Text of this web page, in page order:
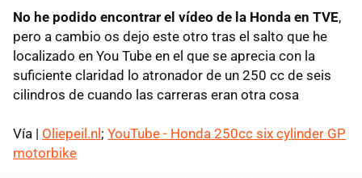
No he podido encontrar el vídeo de la Honda en TVE,
pero a cambio os dejo este otro tras el salto que he
localizado en You Tube en el que se aprecia con la
suficiente claridad lo atronador de un 250 cc de seis
cilindros de cuando las carreras eran otra cosa
Vía | Oliepeil.nl ; YouTube - Honda 250cc six cylinder GP
motorbike